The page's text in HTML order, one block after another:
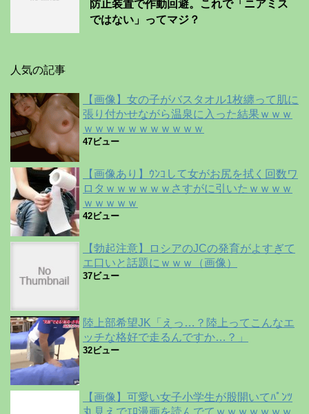
防止装置で作動回避。これで「ニアミス
ではない」ってマジ？
人気の記事
【画像】女の子がバスタオル1枚纏って肌に
張り付かせながら温泉に入った結果ｗｗｗ
ｗｗｗｗｗｗｗｗｗｗｗ
47ビュー
【画像あり】ｳﾝｺして女がお尻を拭く回数ワ
ロタｗｗｗｗｗｗさすがに引いたｗｗｗｗ
ｗｗｗｗｗ
42ビュー
【勃起注意】ロシアのJCの発育がよすぎて
エ口いと話題にｗｗｗ（画像）
37ビュー
陸上部希望JK「えっ…？陸上ってこんなエ
ッチな格好で走るんですか…？」
32ビュー
【画像】可愛い女子小学生が股開いてﾊﾟﾝﾂ
丸見えでｴﾛ漫画を読んでてｗｗｗｗｗｗｗ